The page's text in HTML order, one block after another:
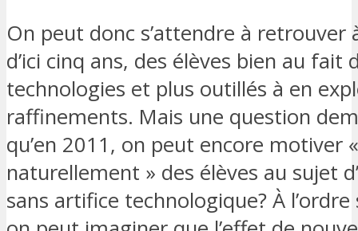
On peut donc s’attendre à retrouver
d’ici cinq ans, des élèves bien au fait
technologies et plus outillés à en
raffinements. Mais une question
qu’en 2011, on peut encore motiver «
naturellement » des élèves au sujet
sans artifice technologique? À